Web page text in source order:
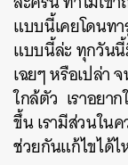
แบบนี้เคยโดนท
แบบนี้ล่ะ ทุกวัน
เฉยๆ หรือเปล่า
ใกล้ตัว เราอยา
ขึ้น เรามีส่วนในค
ช่วยกันแก้ไขได้ไ